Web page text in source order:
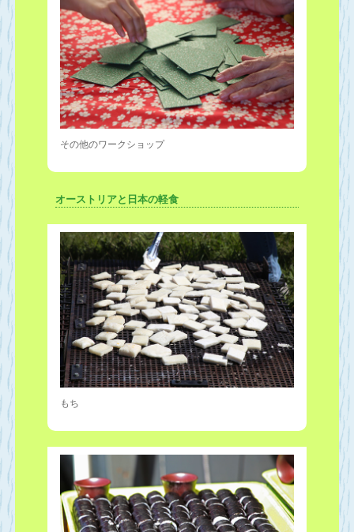
その他のワークショップ
オーストリアと日本の軽食
もち